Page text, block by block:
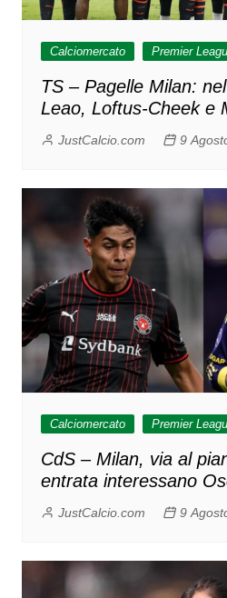
Calciomercato Premier
TS – Pagelle Milan:
Leao, Loftus-Cheek e
JustCalcio.com 9
Calciomercato Premier
CdS – Milan, via al
entrata interessano
JustCalcio.com 9